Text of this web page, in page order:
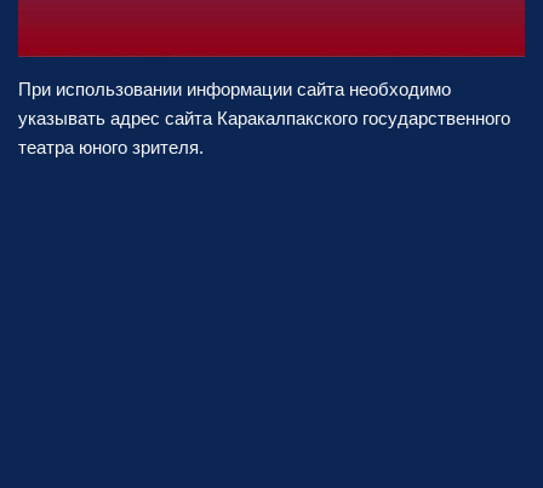
При использовании информации сайта необходимо
указывать адрес сайта Каракалпакского государственного
театра юного зрителя.